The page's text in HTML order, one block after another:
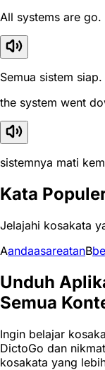
All systems are go.
Semua sistem siap.
the system went
sistemnya mati
Kata
Jelajahi kosakata
AandaasareatanBbe
Unduh
Semua
Ingin belajar
DictoGo dan
kosakata yang